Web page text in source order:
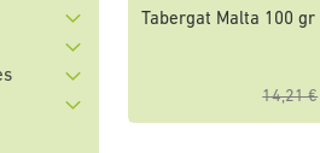
Tabergat Malta 100 gr
14,21 €